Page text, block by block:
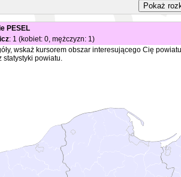
PESEL
: 1 (kobiet: 0, mężczyzn: 1)
wskaż kursorem obszar interesującego Cię
statystyki powiatu.